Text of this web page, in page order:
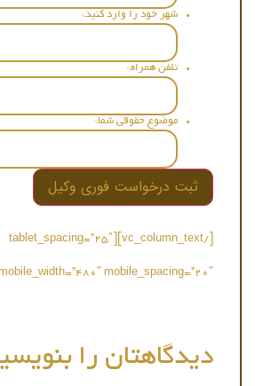
شهر خود را وارد کنید*
تلفن همراه*
موضوع حقوقی شما*
tablet_spacing=”25″
mobile_width=”480″ mobile_spacing=”20″][/vc_column][/vc_row]
دیدگاهتان را